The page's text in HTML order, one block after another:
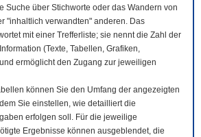
Suche über Stichworte oder das Wandern von
"inhaltlich verwandten" anderen. Das
mit einer Trefferliste; sie nennt die Zahl der
(Texte, Tabellen, Grafiken,
ermöglicht den Zugang zur jeweiligen
können Sie den Umfang der angezeigten
Sie einstellen, wie detailliert die
erfolgen soll. Für die jeweilige
Ergebnisse können ausgeblendet, die